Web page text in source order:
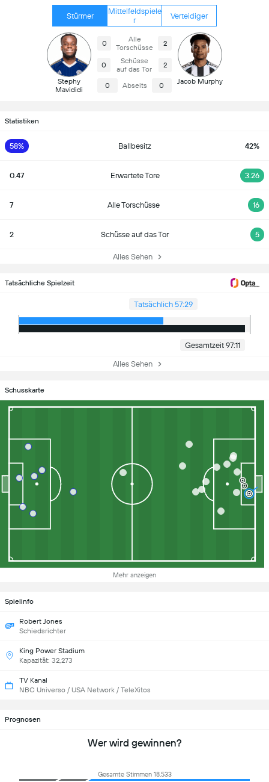
Stürmer
Mittelfeldspiele
r
Verteidiger
Stephy
Mavididi
0
Alle
Torschüsse
2
0
Schüsse
auf das Tor
2
0 Abseits 0 Jacob Murphy
Statistiken
58% Ballbesitz 42%
0.47 Erwartete Tore 3.26
7 Alle Torschüsse 16
2 Schüsse auf das Tor 5
Alles Sehen
Tatsächliche Spielzeit
Tatsächlich 57:29
Gesamtzeit 97:11
Alles Sehen
Schusskarte
Mehr anzeigen
Spielinfo
Robert Jones
Schiedsrichter
King Power Stadium
Kapazität: 32,273
TV Kanal
NBC Universo / USA Network / TeleXitos
Prognosen
Wer wird gewinnen?
Gesamte Stimmen 18,533